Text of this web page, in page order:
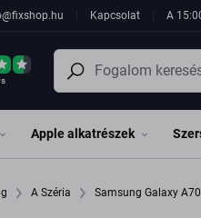
Kapcsolat A
Apple alkatrészek
A Széria Samsung Galaxy